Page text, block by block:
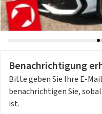
Benachrichtigung
Bitte geben Sie Ihre E-
benachrichtigen Sie,
ist.